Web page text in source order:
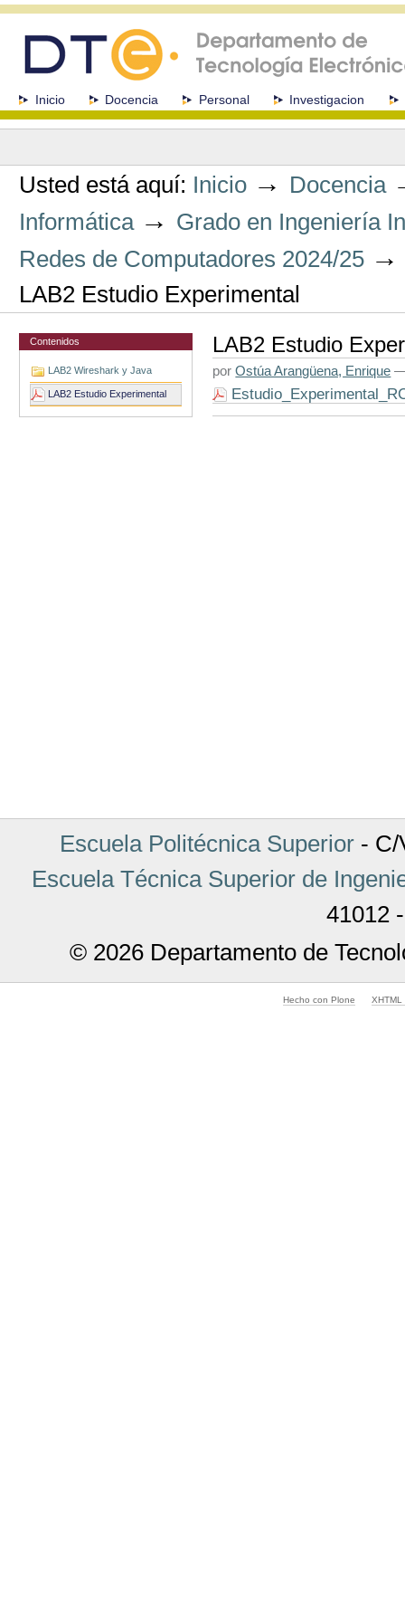
navegación
SeccionesInicio Docencia Personal Investigacion
Herramientas
Usted está aquí: Inicio → Docencia
Informática → Grado en Ingeniería
Redes de Computadores 2024/25
LAB2 Estudio Experimental
Contenidos
LAB2 Wireshark y Java
LAB2 Estudio Experimental
LAB2 Estudio
porOstúa Arangüena, Enrique
Escuela Politécnica Superior- C/
Escuela Técnica Superior de
41012
© 2026 Departamento de
Hecho con Plone XHTML